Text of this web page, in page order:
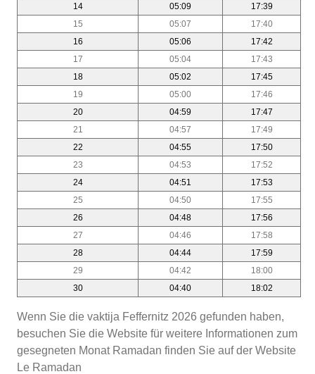
14
05:09
17:39
15
05:07
17:40
16
05:06
17:42
17
05:04
17:43
18
05:02
17:45
19
05:00
17:46
20
04:59
17:47
21
04:57
17:49
22
04:55
17:50
23
04:53
17:52
24
04:51
17:53
25
04:50
17:55
26
04:48
17:56
27
04:46
17:58
28
04:44
17:59
29
04:42
18:00
30
04:40 18:02
Wenn Sie die vaktija Feffernitz 2026 gefunden haben,
besuchen Sie die Website für weitere Informationen zum
gesegneten Monat Ramadan finden Sie auf der Website
Le Ramadan